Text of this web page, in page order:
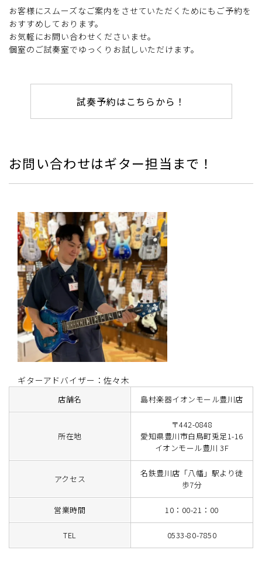
お客様にスムーズなご案内をさせていただくためにもご予約を
おすすめしております。
お気軽にお問い合わせくださいませ。
個室のご試奏室でゆっくりお試しいただけます。
試奏予約はこちらから！
お問い合わせはギター担当まで！
ギターアドバイザー：佐々木
店舗名 島村楽器イオンモール豊川店
所在地
〒442-0848
愛知県豊川市白鳥町兎足1-16
イオンモール豊川 3F
アクセス
名鉄豊川店「八幡」駅より徒
歩7分
営業時間 10：00-21：00
TEL 0533-80-7850